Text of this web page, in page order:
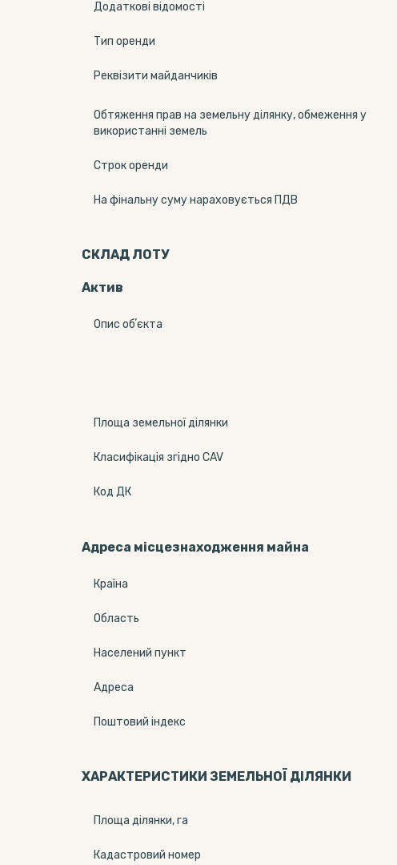
Додаткові відомості
Тип оренди
Реквізити майданчиків
Обтяження прав на земельну ділянку, обмеження у
використанні земель
Строк оренди
На фінальну суму нараховується ПДВ
СКЛАД ЛОТУ
Актив
Опис обʼєкта
Площа земельної ділянки
Класифікація згідно CAV
Код ДК
Адреса місцезнаходження майна
Країна
Область
Населений пункт
Адреса
Поштовий індекс
ХАРАКТЕРИСТИКИ ЗЕМЕЛЬНОЇ ДІЛЯНКИ
Площа ділянки, га
Кадастровий номер